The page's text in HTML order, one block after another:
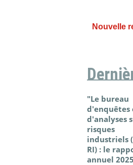
Nouvelle
"Le bureau
d'enquêtes
d'analyses
risques
industriels
RI) : le
annuel